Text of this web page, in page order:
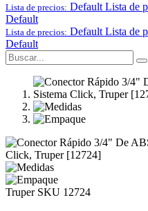
Lista de precios: Default Lista de
Default
Lista de precios: Default Lista de
Default
Truper SKU 12724